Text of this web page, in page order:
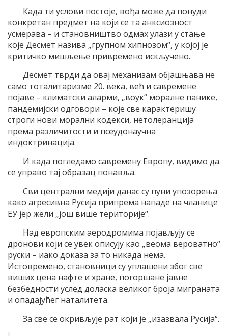
Када ти услови постоје, вођа може да понуди
конкретан предмет на који се та анксиозност
усмерава – и становништво одмах улази у стање
које Десмет назива „групном хипнозом“, у којој је
критичко мишљење привремено искључено.
Десмет тврди да овај механизам објашњава не
само тоталитаризме 20. века, већ и савремене
појаве – климатски аларми, „воук“ моралне панике,
пандемијски одговори – које све карактеришу
строги нови морални кодекси, нетолеранција
према различитости и псеудонаучна
индоктринација.
И када погледамо савремену Европу, видимо да
се управо тај образац понавља.
Сви централни медији данас су пуни упозорења
како агресивна Русија припрема нападе на чланице
ЕУ јер жели „још више територије“.
Над европским аеродромима појављују се
дронови који се увек описују као „веома вероватно“
руски – иако доказа за то никада нема.
Истовремено, становници су уплашени због све
виших цена нафте и хране, погоршане јавне
безбедности услед доласка великог броја миграната
и опадајућег наталитета.
За све се окривљује рат који је „изазвала Русија“.